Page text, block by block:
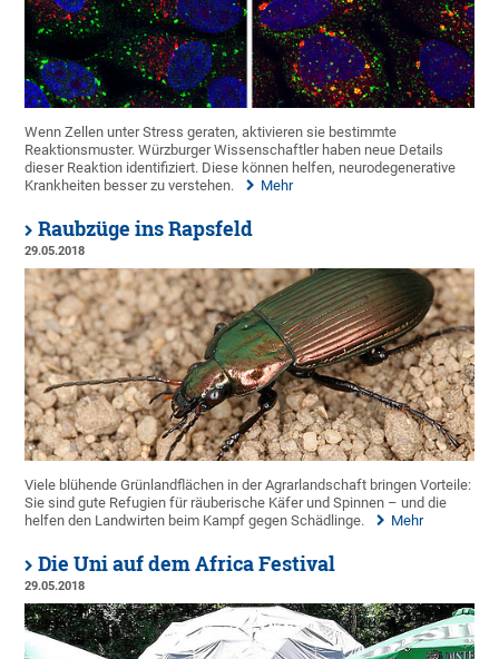
Wenn Zellen unter Stress geraten, aktivieren sie bestimmte
Reaktionsmuster. Würzburger Wissenschaftler haben neue Details
dieser Reaktion identifiziert. Diese können helfen, neurodegenerative
Krankheiten besser zu verstehen.
Mehr
Raubzüge ins Rapsfeld
29.05.2018
Viele blühende Grünlandflächen in der Agrarlandschaft bringen Vorteile:
Sie sind gute Refugien für räuberische Käfer und Spinnen – und die
helfen den Landwirten beim Kampf gegen Schädlinge.
Mehr
Die Uni auf dem Africa Festival
29.05.2018